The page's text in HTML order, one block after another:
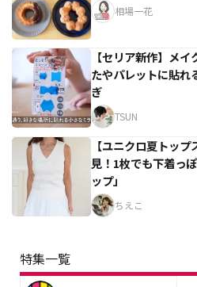
相場一花
【セリア新作】メ
たやパレットに貼れ
ぎ
TSUN
【ユニクロ夏トッ
見！1枚でも下着っ
ップ」
ちえこ
特集一覧